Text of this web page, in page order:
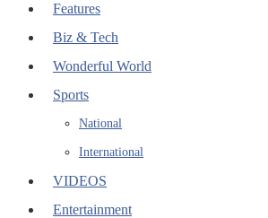
Features
Biz & Tech
Wonderful World
Sports
National
International
VIDEOS
Entertainment